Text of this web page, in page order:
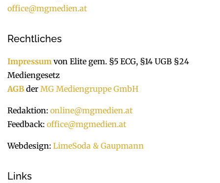
office@mgmedien.at
Rechtliches
Impressum von Elite gem. §5 ECG, §14 UGB §24
Mediengesetz
AGB der MG Mediengruppe GmbH
Redaktion: online@mgmedien.at
Feedback: office@mgmedien.at
Webdesign: LimeSoda & Gaupmann
Links